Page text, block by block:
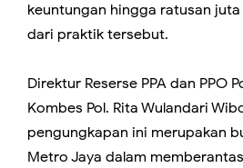
keuntungan hingga ratusan
dari praktik tersebut.
Direktur Reserse PPA dan PPO
Kombes Pol. Rita Wulandari
pengungkapan ini merupakan
Metro Jaya dalam